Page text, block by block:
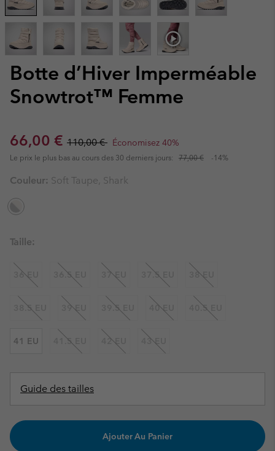
Botte d’Hiver Imperméable
Snowtrot™ Femme
Sale price:
66,00 € Regular price:
110,00 € Économisez 40%
Le prix le plus bas au cours des 30 derniers jours: 77,00 € -14%
Couleur: Soft Taupe, Shark
Taille:
36 EU 36.5 EU 37 EU 37.5 EU 38 EU
38.5 EU 39 EU 39.5 EU 40 EU 40.5 EU
41 EU 41.5 EU 42 EU 43 EU
Guide des tailles
Ajouter Au Panier